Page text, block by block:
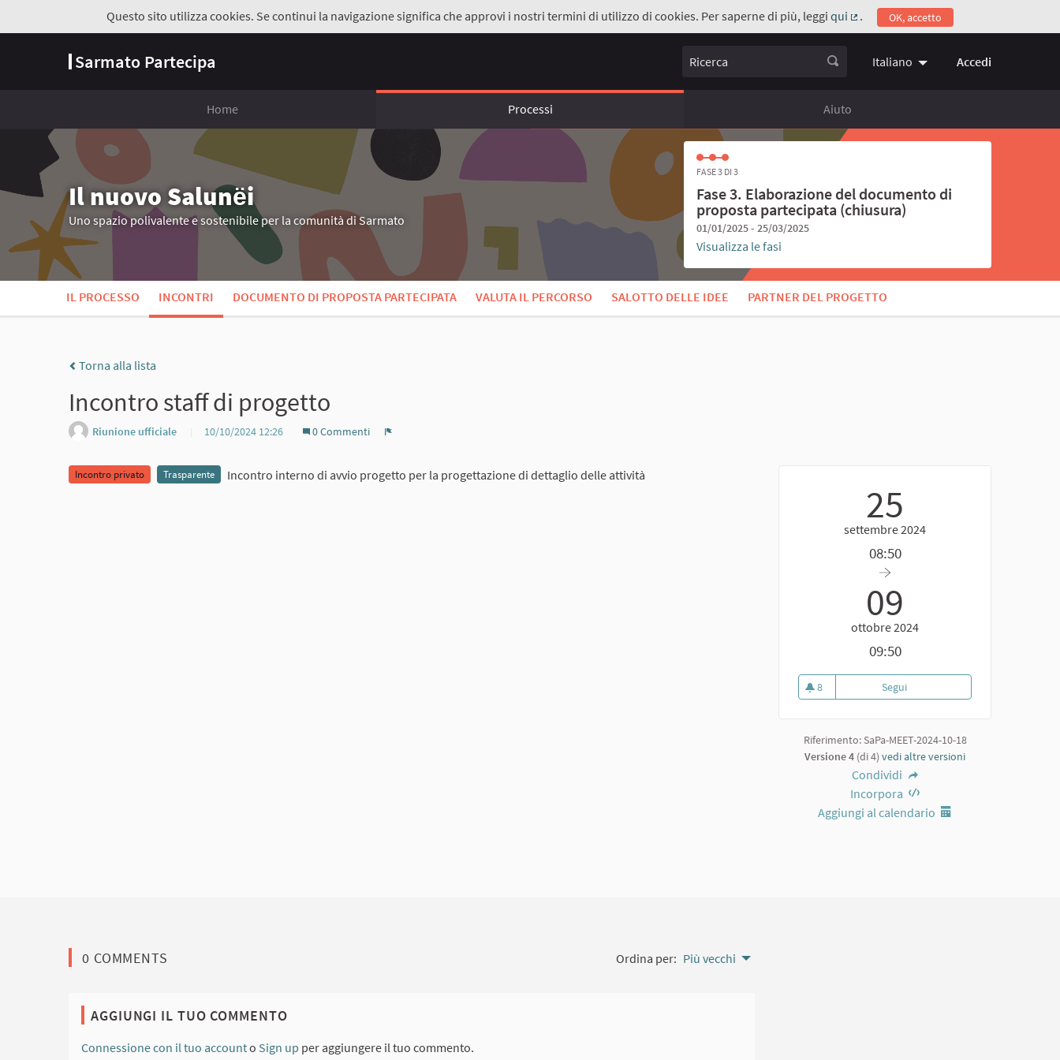
Questo sito utilizza cookies. Se continui la navigazione significa che approvi i nostri termini di utilizzo di cookies. Per saperne di più, leggi qui
(Collegamento esterno)
. OK, accetto
Sarmato Partecipa Ricerca Italiano Choose language
Accedi
Home Processi Aiuto
Il nuovo Salunёi
Uno spazio polivalente e sostenibile per la comunità di Sarmato
FASE 3 DI 3
Fase 3. Elaborazione del documento di
proposta partecipata (chiusura)
01/01/2025 - 25/03/2025
Visualizza le fasi
IL PROCESSO INCONTRI DOCUMENTO DI PROPOSTA PARTECIPATA VALUTA IL PERCORSO SALOTTO DELLE IDEE PARTNER DEL PROGETTO
Torna alla lista
Incontro staff di progetto
Riunione ufficiale 10/10/2024 12:26 0 Commenti
25
settembre 2024
08:50
09
ottobre 2024
09:50
8
8 sostenitori
Segui
Riferimento: SaPa-MEET-2024-10-18
Versione 4 (di 4) vedi altre versioni
Condividi
Incorpora
Aggiungi al calendario
Incontro privato Trasparente Incontro interno di avvio progetto per la progettazione di dettaglio delle attività
0 COMMENTS Ordina per: Più vecchi
AGGIUNGI IL TUO COMMENTO
Connessione con il tuo accounto Sign up per aggiungere il tuo commento.